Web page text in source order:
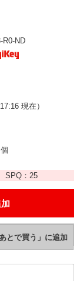
R0-ND
現在）
個
SPQ：25